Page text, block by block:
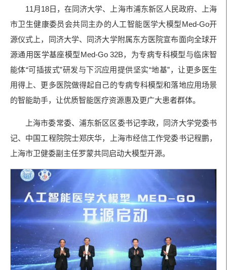
11月18日，在同济大学、上海市浦东新区人民政府、上海
市卫生健康委员会共同主办的人工智能医学大模型Med-Go开
源仪式上，同济大学、同济大学附属东方医院宣布面向全球开
源通用医学基座模型Med-Go 32B，为专病专科模型与临床智
能体“可插拔式”研发与下沉应用提供坚实“地基”，让更多医生
用得上、更多医院做得起自己的专病专科模型和落地应用场景
的智能助手，让优质智能医疗资源惠及更广大患者群体。
上海市委常委、浦东新区区委书记李政，同济大学党委书
记、中国工程院院士郑庆华，上海市经信工作党委书记程鹏，
上海市卫健委副主任罗蒙共同启动大模型开源。